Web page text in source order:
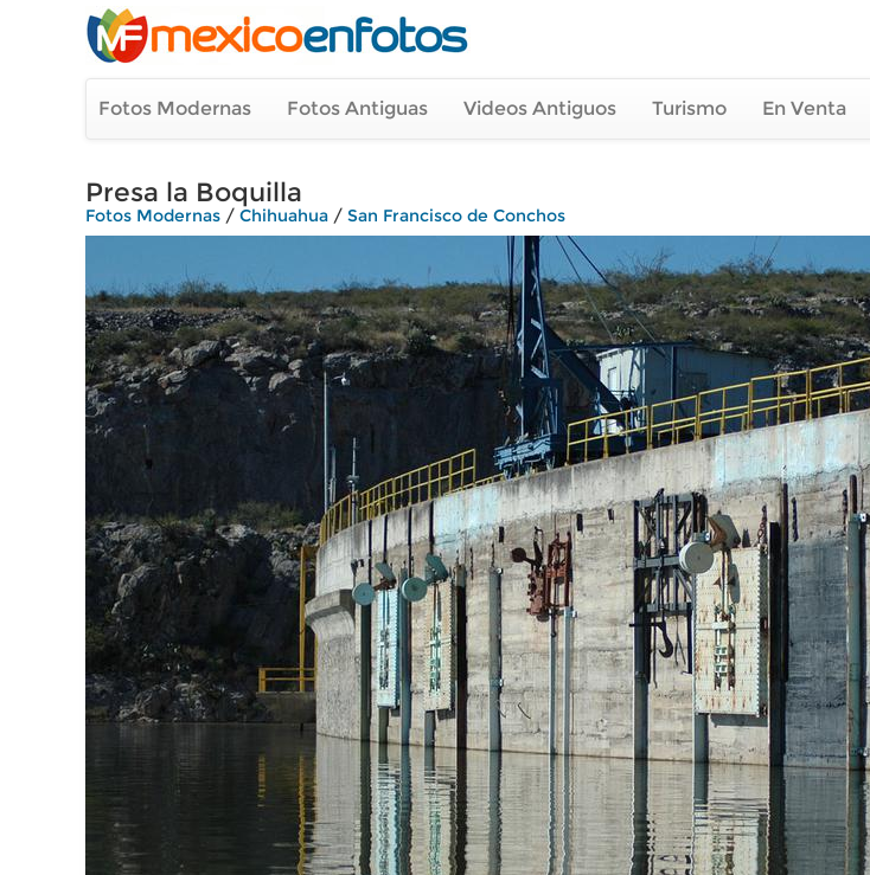
Fotos Modernas Fotos Antiguas Videos Antiguos Turismo En Venta
Presa la Boquilla
Fotos Modernas / Chihuahua / San Francisco de Conchos